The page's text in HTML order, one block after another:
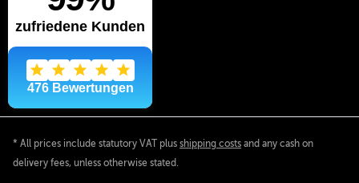
* All prices include statutory VAT plus shipping costs and any cash on
delivery fees, unless otherwise stated.